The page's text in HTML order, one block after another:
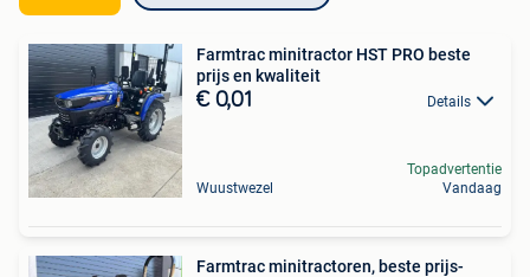
Farmtrac minitractor HST PRO beste
prijs en kwaliteit
€ 0,01 Details
Wuustwezel
Topadvertentie
Vandaag
Farmtrac minitractoren, beste prijs-